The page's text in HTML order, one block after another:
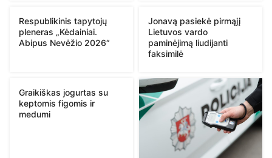
Respublikinis tapytojų
pleneras „Kėdainiai.
Abipus Nevėžio 2026“
Jonavą pasiekė pirmąjį
Lietuvos vardo
paminėjimą liudijanti
faksimilė
Graikiškas jogurtas su
keptomis figomis ir
medumi